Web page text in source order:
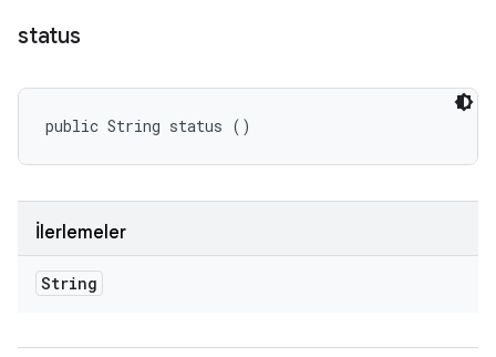
status
public String status ()
İlerlemeler
String